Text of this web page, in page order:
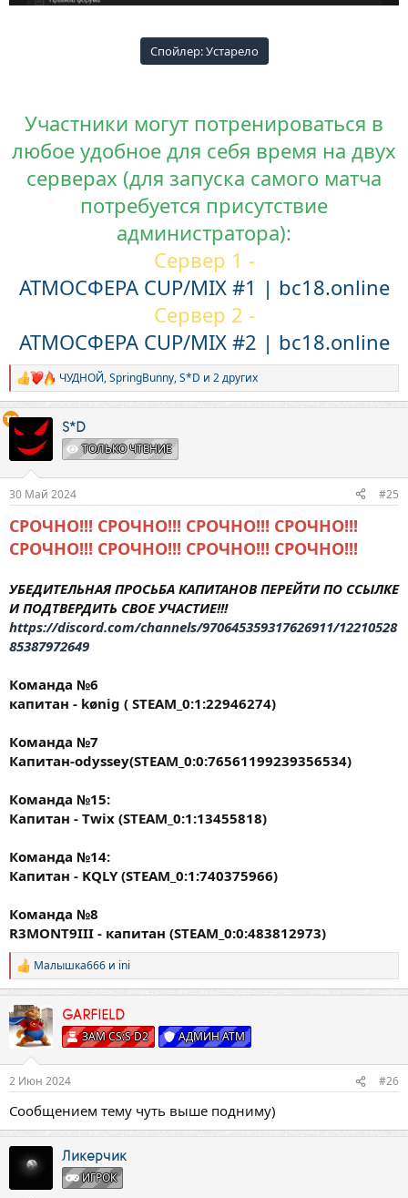
Спойлер:Устарело
Участники могут потренироваться в
любое удобное для себя время на двух
серверах (для запуска самого матча
потребуется присутствие
администратора):
Сервер 1 -
АТМОСФЕРА CUP/MIX #1 | bc18.online
Сервер 2 -
АТМОСФЕРА CUP/MIX #2 | bc18.online
Р
е
а
к
и
ЧУДНОЙ,SpringBunny,S*D и 2 других
S*D
ТОЛЬКО ЧТЕНИЕ
30 Май 2024 #25
СРОЧНО!!! СРОЧНО!!! СРОЧНО!!! СРОЧНО!!!
СРОЧНО!!! СРОЧНО!!! СРОЧНО!!! СРОЧНО!!!
УБЕДИТЕЛЬНАЯ ПРОСЬБА КАПИТАНОВ ПЕРЕЙТИ ПО ССЫЛКЕ
И ПОДТВЕРДИТЬ СВОЕ УЧАСТИЕ!!!
https://discord.com/channels/970645359317626911/12210528
85387972649
Команда №6
капитан - kønig ( STEAM_0:1:22946274)
Команда №7
Капитан-odyssey(STEAM_0:0:76561199239356534)
Команда №15:
Капитан - Twix (STEAM_0:1:13455818)
Команда №14:
Капитан - KQLY (STEAM_0:1:740375966)
Команда №8
R3MONT9III - капитан (STEAM_0:0:483812973)
Р
е
к
ц
и
Малышка666 и ini
GARFIELD
ЗАМ CS:S D2 АДМИН ATM
2 Июн 2024 #26
Сообщением тему чуть выше подниму)
Ликерчик
ИГРОК